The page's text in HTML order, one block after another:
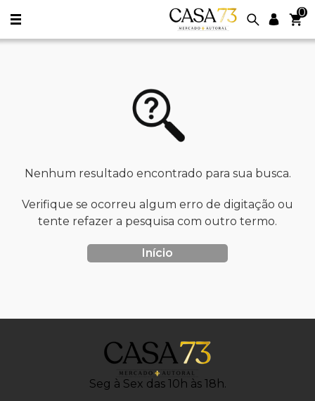
0
Nenhum resultado encontrado para sua busca.
Verifique se ocorreu algum erro de digitação ou
tente refazer a pesquisa com outro termo.
Início
Seg à Sex das 10h às 18h.